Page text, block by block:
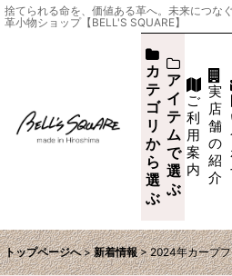
捨てられる命を、価値ある革へ。未来につな
革小物ショップ【BELL'S SQUARE】
カ
テ
ゴ
リ
か
ら
選
ぶ
ア
イ
テ
ム
で
選
ぶ
ご
利
用
案
内
実
店
舗
の
紹
介
トップページへ > 新着情報 > 2024年カープ